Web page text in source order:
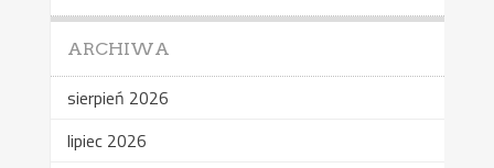
ARCHIWA
sierpień 2026
lipiec 2026